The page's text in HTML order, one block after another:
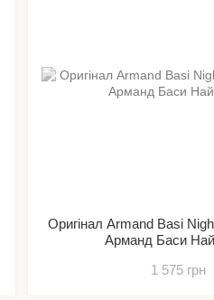
Оригінал Armand Basi
Арманд Баси
1 575 грн